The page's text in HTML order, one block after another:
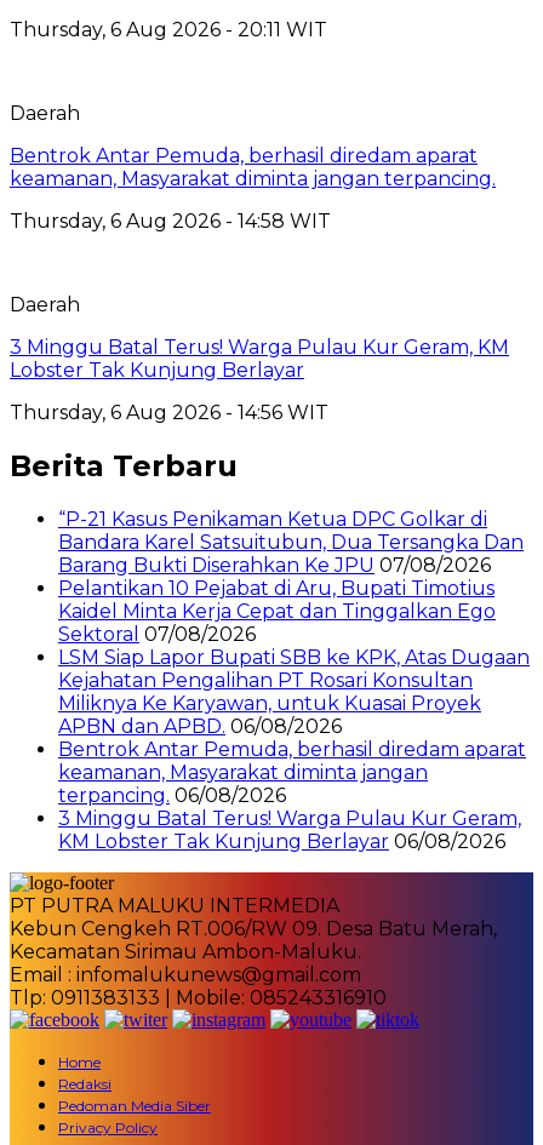
Thursday, 6 Aug 2026 - 20:11 WIT
Daerah
Bentrok Antar Pemuda, berhasil diredam aparat
keamanan, Masyarakat diminta jangan terpancing.
Thursday, 6 Aug 2026 - 14:58 WIT
Daerah
3 Minggu Batal Terus! Warga Pulau Kur Geram, KM
Lobster Tak Kunjung Berlayar
Thursday, 6 Aug 2026 - 14:56 WIT
Berita Terbaru
“P-21 Kasus Penikaman Ketua DPC Golkar di
Bandara Karel Satsuitubun, Dua Tersangka Dan
Barang Bukti Diserahkan Ke JPU 07/08/2026
Pelantikan 10 Pejabat di Aru, Bupati Timotius
Kaidel Minta Kerja Cepat dan Tinggalkan Ego
Sektoral 07/08/2026
LSM Siap Lapor Bupati SBB ke KPK, Atas Dugaan
Kejahatan Pengalihan PT Rosari Konsultan
Miliknya Ke Karyawan, untuk Kuasai Proyek
APBN dan APBD. 06/08/2026
Bentrok Antar Pemuda, berhasil diredam aparat
keamanan, Masyarakat diminta jangan
terpancing. 06/08/2026
3 Minggu Batal Terus! Warga Pulau Kur Geram,
KM Lobster Tak Kunjung Berlayar 06/08/2026
PT PUTRA MALUKU INTERMEDIA
Kebun Cengkeh RT.006/RW 09. Desa Batu Merah,
Kecamatan Sirimau Ambon-Maluku.
Email : infomalukunews@gmail.com
Tlp: 0911383133 | Mobile: 085243316910
Home
Redaksi
Pedoman Media Siber
Privacy Policy